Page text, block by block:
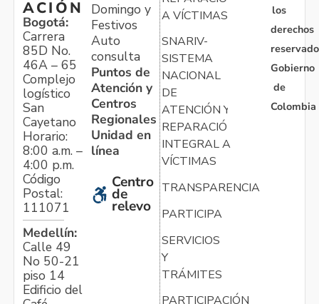
ACIÓN
Bogotá:
Carrera
85D No.
46A – 65
Complejo
logístico
San
Cayetano
Horario:
8:00 a.m. –
4:00 p.m.
Código
Postal:
111071
Medellín:
Calle 49
No 50-21
piso 14
Edificio del
Domingo y
Festivos
Auto
consulta
Puntos de
Atención y
Centros
Regionales
Unidad en
línea
Centro
de
relevo
A VÍCTIMAS
SNARIV-
SISTEMA
NACIONAL
DE
ATENCIÓN Y
REPARACIÓN
INTEGRAL A
VÍCTIMAS
TRANSPARENCIA
PARTICIPA
SERVICIOS
Y
TRÁMITES
PARTICIPACIÓN
los
derechos
Gobierno
de
Colombia